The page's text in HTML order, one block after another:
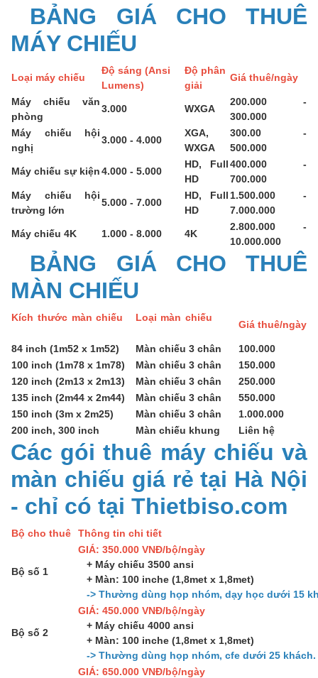
BẢNG GIÁ CHO THUÊ
MÁY CHIẾU
Loại máy chiếu
Độ sáng (Ansi
Lumens)
Độ phân
giải
Giá thuê/ngày
Máy chiếu văn
phòng
3.000 WXGA
200.000 -
300.000
Máy chiếu hội
nghị
3.000 - 4.000
XGA,
WXGA
300.00 -
500.000
Máy chiếu sự kiện4.000 - 5.000
HD, Full
HD
400.000 -
700.000
Máy chiếu hội
trường lớn
5.000 - 7.000
HD, Full
HD
1.500.000 -
7.000.000
Máy chiếu 4K
1.000 - 8.000 4K
2.800.000 -
10.000.000
BẢNG GIÁ CHO THUÊ
MÀN CHIẾU
Kích thước màn chiếu Loại màn chiếu
Giá thuê/ngày
84 inch (1m52 x 1m52)
Màn chiếu 3 chân
100.000
100 inch (1m78 x 1m78)
Màn chiếu 3 chân
150.000
120 inch (2m13 x 2m13)
Màn chiếu 3 chân
250.000
135 inch (2m44 x 2m44)
Màn chiếu 3 chân
550.000
150 inch (3m x 2m25)
Màn chiếu 3 chân
1.000.000
200 inch, 300 inch
Màn chiếu khung Liên hệ
Các gói thuê máy chiếu và
màn chiếu giá rẻ tại Hà Nội
- chỉ có tại Thietbiso.com
Bộ cho thuê Thông tin chi tiết
Bộ số 1
GIÁ: 350.000 VNĐ/bộ/ngày
+ Máy chiếu 3500 ansi
+ Màn: 100 inche (1,8met x 1,8met)
-> Thường dùng họp nhóm, dạy học dưới 15
Bộ số 2
GIÁ: 450.000 VNĐ/bộ/ngày
+ Máy chiếu 4000 ansi
+ Màn: 100 inche (1,8met x 1,8met)
-> Thường dùng họp nhóm, cfe dưới 25 khách.
GIÁ: 650.000 VNĐ/bộ/ngày